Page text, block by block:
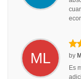
ML by
Es